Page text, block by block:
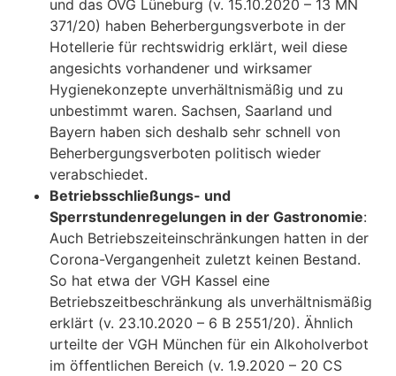
und das OVG Lüneburg (v. 15.10.2020 – 13 MN
371/20) haben Beherbergungsverbote in der
Hotellerie für rechtswidrig erklärt, weil diese
angesichts vorhandener und wirksamer
Hygienekonzepte unverhältnismäßig und zu
unbestimmt waren. Sachsen, Saarland und
Bayern haben sich deshalb sehr schnell von
Beherbergungsverboten politisch wieder
verabschiedet.
Betriebsschließungs- und
Sperrstundenregelungen in der Gastronomie:
Auch Betriebszeiteinschränkungen hatten in der
Corona-Vergangenheit zuletzt keinen Bestand.
So hat etwa der VGH Kassel eine
Betriebszeitbeschränkung als unverhältnismäßig
erklärt (v. 23.10.2020 – 6 B 2551/20). Ähnlich
urteilte der VGH München für ein Alkoholverbot
im öffentlichen Bereich (v. 1.9.2020 – 20 CS